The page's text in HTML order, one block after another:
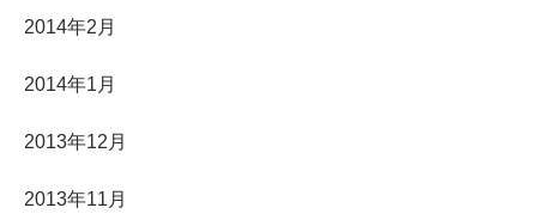
2014年2月
2014年1月
2013年12月
2013年11月